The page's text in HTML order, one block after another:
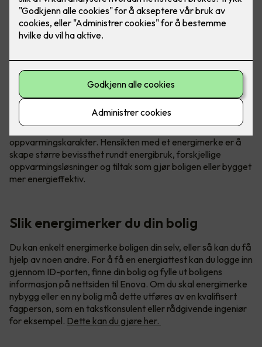
Hva er egentlig et energimerke?
Energimerking gir informasjon om energiforbruk og
oppvarming, og hjelper boligeieren med å identifisere hvilke
tiltak som kan øke energieffektiviteten.
Energimerket inkluderer en energikarakter og en
oppvarmingskarakter. Hensikten med et energimerke er å
skape større bevissthet rundt energibruk, forskjellige
oppvarmingsløsninger og tiltak som gjør boligen eller bygget
mer energieffektiv.
Slik energimerker du din bolig
Du kan enkelt energimerke boligen din selv, eller så kan du få
hjelp av noen andre. For å få en energiattest kan du logge inn
gjennom ID-porten, finne din bolig og fylle ut boligens
informasjon på nettsiden til Enova. Om du skal energimerke
nybygg eller en ny bolig må dette utføres av en kvalifisert
fagperson, som en takstkonsulent eller rådgivende ingeniør
for eksempel. Dette kan du gjøre her.